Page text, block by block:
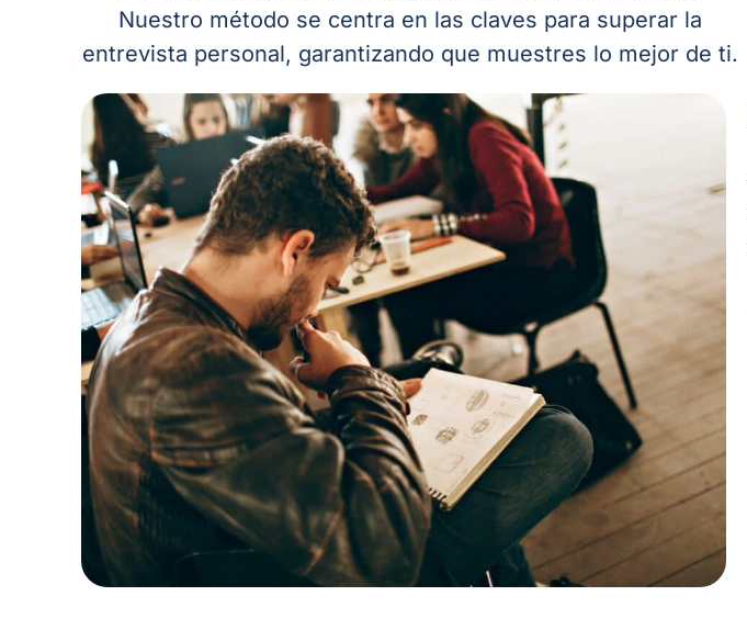
Nuestro método se centra en las claves para superar la
entrevista personal, garantizando que muestres lo mejor de ti.